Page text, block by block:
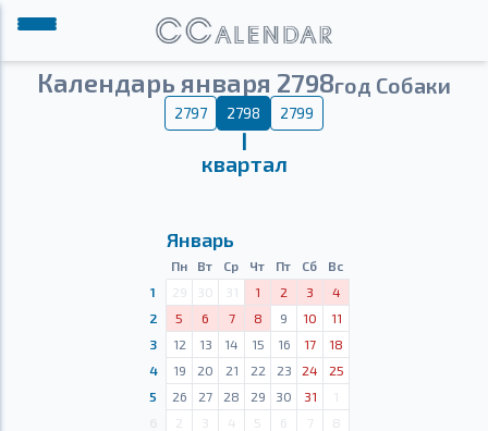
Календарь января 2798год Собаки
2797 2798 2799
Ⅰ
квартал
Январь
Пн Вт Ср Чт Пт Сб
Вс
1
29 30 31 1 2 3
4
2
5 6 7 8 9 10
11
3
12 13 14 15 16 17
18
4
19 20 21 22 23 24
25
5
26 27 28 29 30 31
1
2 3 4 5 6 7 8